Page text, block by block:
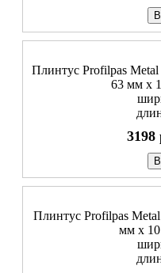
Плинтус Profilpas
63 мм x
3198
Плинтус Profilpas
мм x